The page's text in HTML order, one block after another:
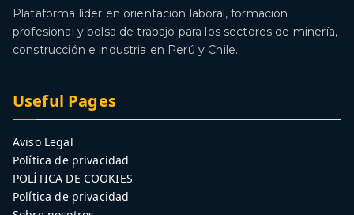
Plataforma líder en orientación laboral, formación
profesional y bolsa de trabajo para los sectores de minería,
construcción e industria en Perú y Chile.
Useful Pages
Aviso Legal
Política de privacidad
POLÍTICA DE COOKIES
Política de privacidad